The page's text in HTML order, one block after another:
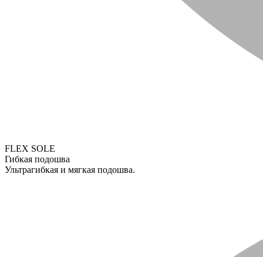
FLEX SOLE
Гибкая подошва
Ультрагибкая и мягкая подошва.